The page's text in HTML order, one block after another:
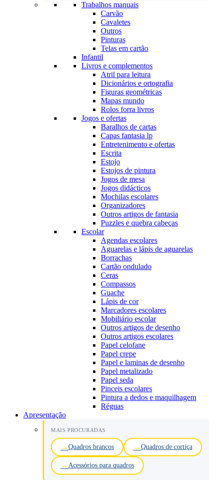
Trabalhos manuais
Carvão
Cavaletes
Outros
Pinturas
Telas em cartão
Infantil
Livros e complementos
Atril para leitura
Dicionários e ortografia
Figuras geométricas
Mapas mundo
Rolos forra livros
Jogos e ofertas
Baralhos de cartas
Capas fantasia lp
Entretenimento e ofertas
Escrita
Estojo
Estojos de pintura
Jogos de mesa
Jogos didácticos
Mochilas escolares
Organizadores
Outros artigos de fantasia
Puzzles e quebra cabeças
Escolar
Agendas escolares
Aguarelas e lápis de aguarelas
Borrachas
Cartão ondulado
Ceras
Compassos
Guache
Lápis de cor
Marcadores escolares
Mobiliário escolar
Outros artigos de desenho
Outros artigos escolares
Papel celofane
Papel crepe
Papel e laminas de desenho
Papel metalizado
Papel seda
Pinceis escolares
Pintura a dedos e maquilhagem
Réguas
Apresentação
MAIS PROCURADAS
Quadros brancos Quadros de cortiça
Acessórios para quadros